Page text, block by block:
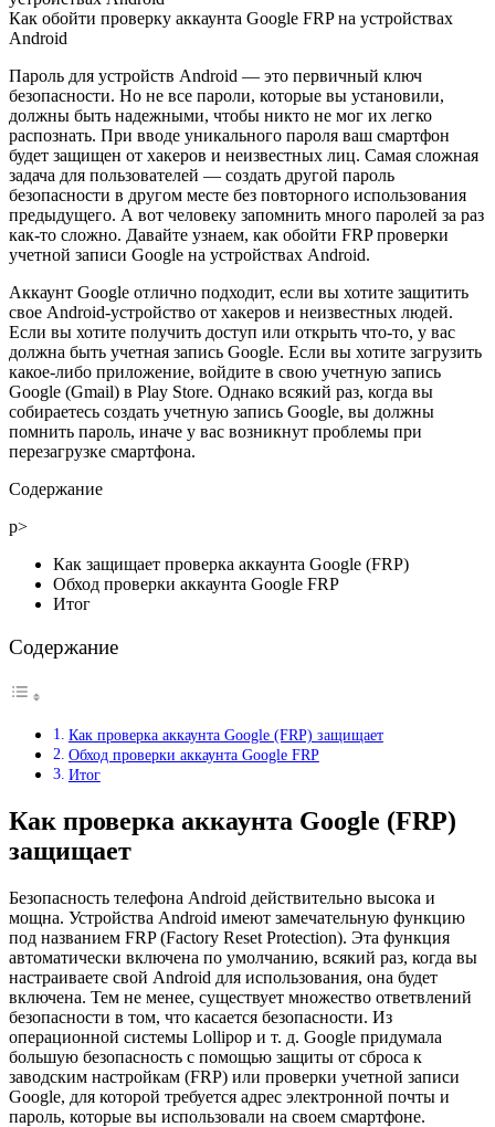
Как обойти проверку аккаунта Google FRP на устройствах
Android
Пароль для устройств Android — это первичный ключ
безопасности. Но не все пароли, которые вы установили,
должны быть надежными, чтобы никто не мог их легко
распознать. При вводе уникального пароля ваш смартфон
будет защищен от хакеров и неизвестных лиц. Самая сложная
задача для пользователей — создать другой пароль
безопасности в другом месте без повторного использования
предыдущего. А вот человеку запомнить много паролей за раз
как-то сложно. Давайте узнаем, как обойти FRP проверки
учетной записи Google на устройствах Android.
Аккаунт Google отлично подходит, если вы хотите защитить
свое Android-устройство от хакеров и неизвестных людей.
Если вы хотите получить доступ или открыть что-то, у вас
должна быть учетная запись Google. Если вы хотите загрузить
какое-либо приложение, войдите в свою учетную запись
Google (Gmail) в Play Store. Однако всякий раз, когда вы
собираетесь создать учетную запись Google, вы должны
помнить пароль, иначе у вас возникнут проблемы при
перезагрузке смартфона.
Содержание
p>
Как защищает проверка аккаунта Google (FRP)
Обход проверки аккаунта Google FRP
Итог
Содержание
Как проверка аккаунта Google (FRP) защищает
Обход проверки аккаунта Google FRP
Итог
Как проверка аккаунта Google (FRP)
защищает
Безопасность телефона Android действительно высока и
мощна. Устройства Android имеют замечательную функцию
под названием FRP (Factory Reset Protection). Эта функция
автоматически включена по умолчанию, всякий раз, когда вы
настраиваете свой Android для использования, она будет
включена. Тем не менее, существует множество ответвлений
безопасности в том, что касается безопасности. Из
операционной системы Lollipop и т. д. Google придумала
большую безопасность с помощью защиты от сброса к
заводским настройкам (FRP) или проверки учетной записи
Google, для которой требуется адрес электронной почты и
пароль, которые вы использовали на своем смартфоне.